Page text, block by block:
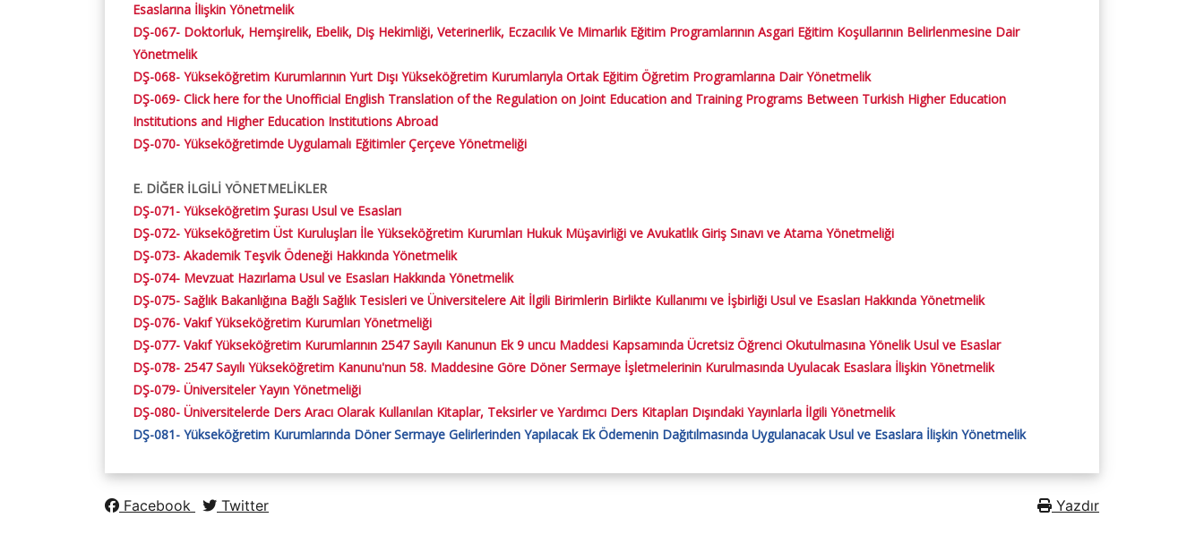
Esaslarına İlişkin Yönetmelik
DŞ-067- Doktorluk, Hemşirelik, Ebelik, Diş Hekimliği, Veterinerlik, Eczacılık Ve Mimarlık Eğitim Programlarının Asgari Eğitim Koşullarının Belirlenmesine Dair
Yönetmelik
DŞ-068- Yükseköğretim Kurumlarının Yurt Dışı Yükseköğretim K​​​urumlarıyla Ortak Eğitim Öğretim Programlarına Dair Yönetmelik
DŞ-069- Click here for the Unofficial English Translation of the Regulation on Joint Education and Training Programs Between Turkish Higher Education
Institutions and Higher Education Institutions Abroad
DŞ-070- Yükseköğretimde Uygulamalı Eğitimler Çerçeve Yönetmeliği​
E. DİĞER İLGİLİ YÖNETMELİKLER
DŞ-071- Yükseköğretim Şurası Usul ve Esasları​
DŞ-072- Yükseköğretim Üst Kuruluşları İle Yü​kseköğretim Kurumları Hukuk Müşavirliği ve Avukatlık Giriş Sınavı ve Atama Yönetmeliği
DŞ-073- Akademik Teşvik Ödeneği Hakkında Yönetmelik
DŞ-074- Mevzuat Hazırlama Usul ve Esasları Hakkında Yönetmelik
DŞ-075- Sağlık Bakanlığına Bağlı Sağlık Tesisleri ve Üniversitelere Ait İlgili Birimlerin Birlikte Kullanımı ve İşbirliği Usul ve Esasları Hakkında Yönetmelik
DŞ-076- Vakıf Yükseköğretim Kurumları Yönetmeliği
DŞ-077- Vakıf Yükseköğretim Kurumlarının 2547 Sayılı Kanunun Ek 9 uncu Maddesi Kapsamında Ücretsiz Öğrenci Okutulmasına Yönelik Usul ve Esaslar
DŞ-078- 2547 Sayılı Yükseköğretim Kanunu'nun 58. Maddesine Göre Döner Sermaye İşletmelerinin Kurulmasında Uyulacak Esaslara İlişkin Yönetmelik
DŞ-079- Üniversiteler Yayın Yönetmeliği
DŞ-080- Üniversitelerde Ders Aracı Olarak Kullanılan Kitaplar, Teksirler ve Yardımcı Ders Kitapları Dışındaki Yayınlarla İlgili Yönetmelik
DŞ-081- Yükseköğretim Kurumlarında Döner Sermaye Gelirlerinden Yapılacak Ek Ödemenin Dağıtılmasında Uygulanacak Usul ve Esaslara İlişkin Yönetmelik
Facebook Twitter Yazdır